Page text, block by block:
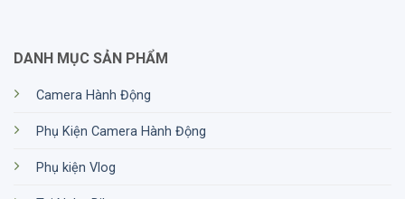
Kết nối phổ biến: Kết nối với bất kỳ tai nghe
Bluetooth nào khác của bất kỳ thương hiệu nào.
Tự động điều chỉnh âm lượng dựa trên tiếng ồn
Âm nhạc được phát trực tuyến: Tất cả âm nhạc
DANH MỤC SẢN PHẨM
Camera Hành Động
Phụ Kiện Camera Hành Động
Phụ kiện Vlog